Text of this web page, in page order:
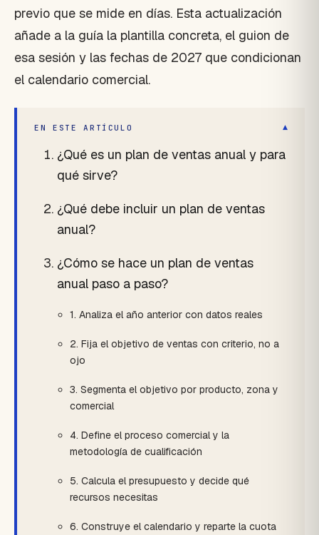
previo que se mide en días. Esta actualización
añade a la guía la plantilla concreta, el guion de
esa sesión y las fechas de 2027 que condicionan
el calendario comercial.
EN ESTE ARTÍCULO ▾
¿Qué es un plan de ventas anual y para
qué sirve?
¿Qué debe incluir un plan de ventas
anual?
¿Cómo se hace un plan de ventas
anual paso a paso?
1. Analiza el año anterior con datos reales
2. Fija el objetivo de ventas con criterio, no a
ojo
3. Segmenta el objetivo por producto, zona y
comercial
4. Define el proceso comercial y la
metodología de cualificación
5. Calcula el presupuesto y decide qué
recursos necesitas
6. Construye el calendario y reparte la cuota